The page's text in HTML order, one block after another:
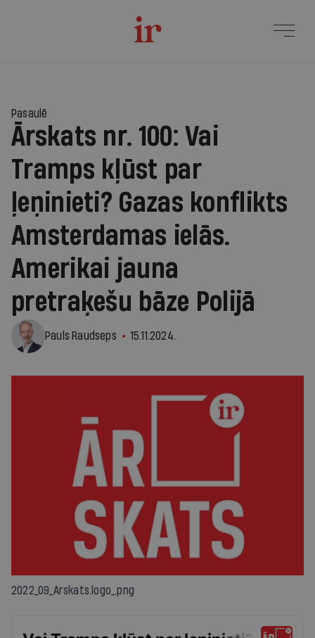
Pasaulē
Ārskats nr. 100: Vai
Tramps kļūst par
ļeņinieti? Gazas konflikts
Amsterdamas ielās.
Amerikai jauna
pretraķešu bāze Polijā
Pauls Raudseps 15.11.2024.
2022_09_Arskats.logo_.png